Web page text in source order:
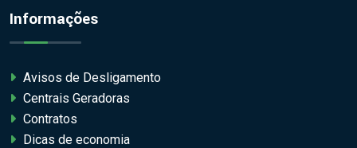
Informações
Avisos de Desligamento
Centrais Geradoras
Contratos
Dicas de economia